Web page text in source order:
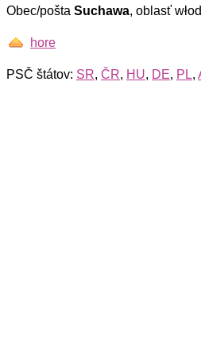
Obec/pošta Suchawa, oblasť
hore
PSČ štátov: SR, ČR, HU, DE, PL,